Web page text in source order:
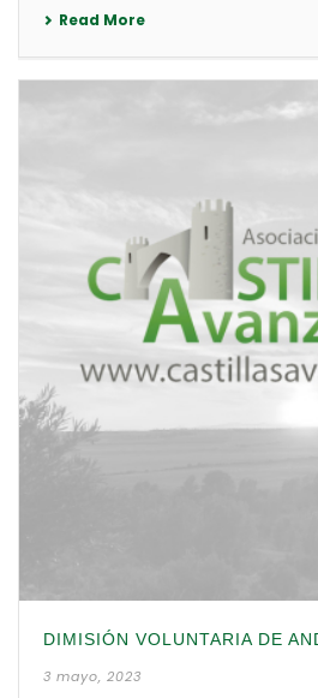
Read More
DIMISIÓN VOLUNTARIA DE
3 mayo, 2023